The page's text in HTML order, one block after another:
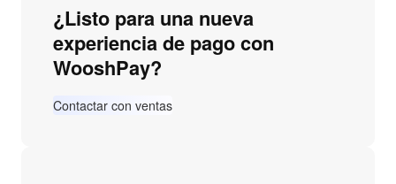
¿Listo para una nueva
experiencia de pago con
WooshPay?
Contactar con ventas